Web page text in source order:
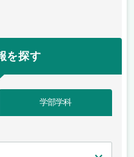
を探す
学部学科